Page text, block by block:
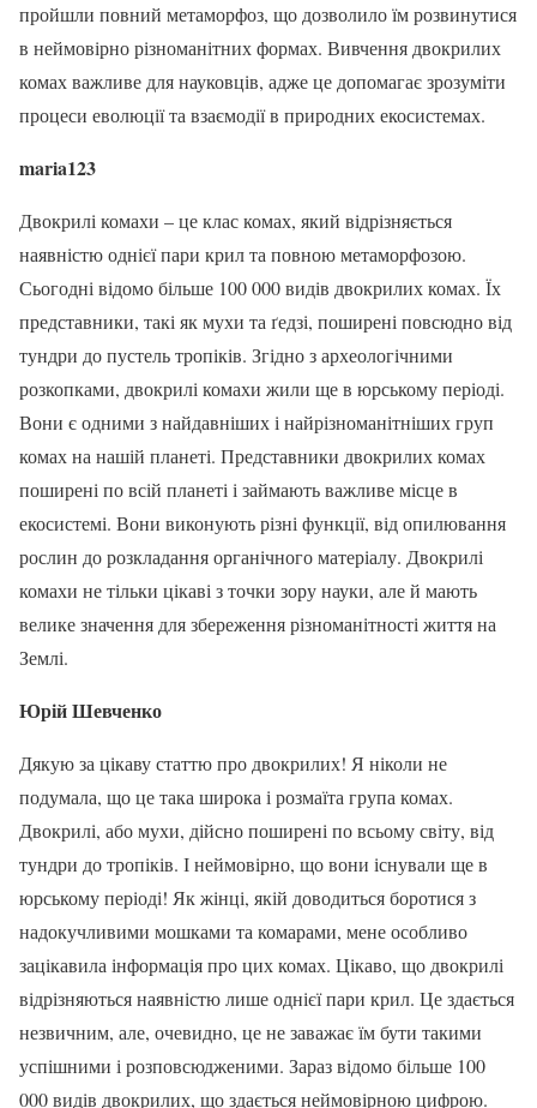
пройшли повний метаморфоз, що дозволило їм розвинутися
в неймовірно різноманітних формах. Вивчення двокрилих
комах важливе для науковців, адже це допомагає зрозуміти
процеси еволюції та взаємодії в природних екосистемах.
maria123
Двокрилі комахи – це клас комах, який відрізняється
наявністю однієї пари крил та повною метаморфозою.
Сьогодні відомо більше 100 000 видів двокрилих комах. Їх
представники, такі як мухи та ґедзі, поширені повсюдно від
тундри до пустель тропіків. Згідно з археологічними
розкопками, двокрилі комахи жили ще в юрському періоді.
Вони є одними з найдавніших і найрізноманітніших груп
комах на нашій планеті. Представники двокрилих комах
поширені по всій планеті і займають важливе місце в
екосистемі. Вони виконують різні функції, від опилювання
рослин до розкладання органічного матеріалу. Двокрилі
комахи не тільки цікаві з точки зору науки, але й мають
велике значення для збереження різноманітності життя на
Землі.
Юрій Шевченко
Дякую за цікаву статтю про двокрилих! Я ніколи не
подумала, що це така широка і розмаїта група комах.
Двокрилі, або мухи, дійсно поширені по всьому світу, від
тундри до тропіків. І неймовірно, що вони існували ще в
юрському періоді! Як жінці, якій доводиться боротися з
надокучливими мошками та комарами, мене особливо
зацікавила інформація про цих комах. Цікаво, що двокрилі
відрізняються наявністю лише однієї пари крил. Це здається
незвичним, але, очевидно, це не заважає їм бути такими
успішними і розповсюдженими. Зараз відомо більше 100
000 видів двокрилих, що здається неймовірною цифрою.